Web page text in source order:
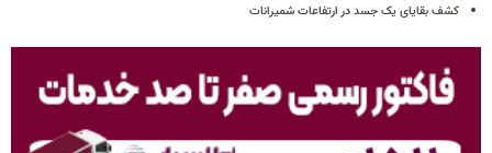
کشف بقایای یک جسد در ارتفاعات شمیرانات